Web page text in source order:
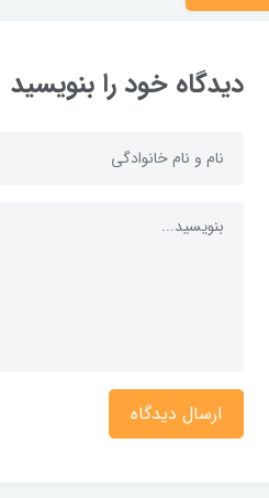
دیدگاه خود را بنویسید
ارسال دیدگاه